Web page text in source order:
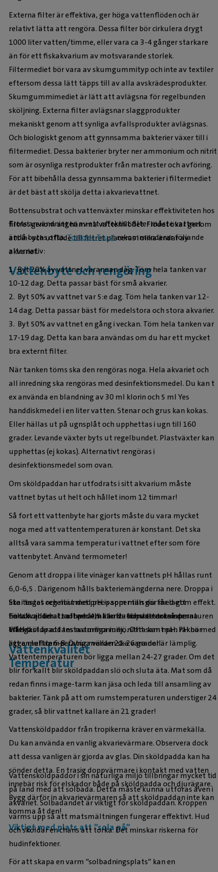
Externa filter är effektiva, ger höga vattenflöden och är
relativt lätta att rengöra. Dessa filter bör cirkulera drygt
1000 liter vatten/timme, eller vara ca 3-4 gånger starkare
än för ett fiskakvarium av motsvarande storlek.
Filtermediet bör vara av skumgummityp och inte av textiler
eftersom dessa lätt täpps till av alla avskrädesprodukter.
Skumgummimediet är lätt att avlägsna för regelbunden
sköljning. Externa filter avlägsnar slaggprodukter
mekaniskt genom att synliga avfallsprodukter avlägsnas.
Och biologiskt genom att gynnsamma bakterier växer till i
filtermediet. Dessa bakterier bryter ner ammonium och nitrit
som är osynliga restprodukter från matrester och avföring.
För att bibehålla dessa gynnsamma bakterier i filtermediet
är det bäst att skölja detta i akvarievattnet.
Bottensubstrat och vattenväxter minskar effektiviteten hos
filtret genom att hämma vattenflödet. Flödet ökar genom
att in- och utflöde till filtret placeras i olika ändar av
akvariet.
Vattenbyte och rengöring
Trots användningen av ett effektivt filter måste vattnet
ändå bytas ofta.Tortoise Trustrekommenderar följande
alternativ:
1. Byt 20% av vattnet varannan dag. Töm hela tanken var
10-12 dag. Detta passar bäst för små akvarier.
2. Byt 50% av vattnet var 5:e dag. Töm hela tanken var 12-
14 dag. Detta passar bäst för medelstora och stora akvarier.
3. Byt 50% av vattnet en gång i veckan. Töm hela tanken var
17-19 dag. Detta kan bara användas om du har ett mycket
bra externt filter.
När tanken töms ska den rengöras noga. Hela akvariet och
all inredning ska rengöras med desinfektionsmedel. Du kan t
ex använda en blandning av 30 ml klorin och 5 ml Yes
handdiskmedel i en liter vatten. Stenar och grus kan kokas.
Eller hällas ut på ugnsplåt och upphettas i ugn till 160
grader. Levande växter byts ut regelbundet. Plastväxter kan
upphettas (ej kokas). Alternativt rengöras i
desinfektionsmedel som ovan.
Om sköldpaddan har utfodrats i sitt akvarium måste
vattnet bytas ut helt och hållet inom 12 timmar!
Så fort ett vattenbyte har gjorts måste du vara mycket
noga med att vattentemperaturen är konstant. Det ska
alltså vara samma temperatur i vattnet efter som före
vattenbytet. Använd termometer!
Genom att droppa i lite vinäger kan vattnets pH hållas runt
6,0-6,5 . Därigenom hålls bakteriemängderna nere. Droppa i
lite i taget och mät med pH-papper tills du får lagom effekt.
En tsk ojoderat salt per 4,5 liter vatten har också denna
effekt.
Vattenkvalitet
Ska testas regelbundet precis som man gör med ett
fiskakvarium. I zoohandeln kan du köpa testremsor.
Viktigast är att testa ammonium, nitrit samt pH. PH bör
ligga mellan 6-8. Övriga värden ska vara noll.
Temperatur
Försök alltid att efterhärma luft- och vattentemperaturen
från sköldpaddans naturliga miljö. Ofta kan man räkna med
att en lufttemperatur mellan 21-26 grader är lämplig.
Vattentemperaturen bör ligga mellan 24-27 grader. Om det
blir för kallt blir sköldpaddan slö och sluta äta. Mat som då
redan finns i mage-tarm kan jäsa och leda till ansamling av
bakterier. Tänk på att om rumstemperaturen understiger 24
grader, så blir vattnet kallare än 21 grader!
Vattensköldpaddor från tropikerna kräver en värmekälla.
Du kan använda en vanlig akvarievärmare. Observera dock
att dessa vanligen är gjorda av glas. Din sköldpadda kan ha
sönder detta. En trasig doppvärmare i kontakt med vatten
innebär risk för elskador både på sköldpadda och djurägare.
Bygg därför in akvarievärmaren så att sköldpaddan inte kan
komma åt den!
Viktigt med plats att ”sola på”
Vattensköldpaddor i sin naturliga miljö tillbringar mycket tid
på land med att solbada. Detta måste kunna utföras även i
akvariet. Solbadandet är viktigt för sköldpaddan. Kroppen
värms upp så att matsmältningen fungerar effektivt. Hud
och sköldar en chans att torka. Det minskar riskerna för
hudinfektioner.
För att skapa en varm ”solbadningsplats” kan en